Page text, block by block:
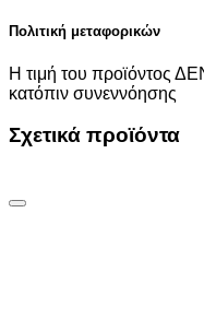
Πολιτική μεταφορικών
Η τιμή του προϊόντος
κατόπιν συνεννόησης
Σχετικά προϊόντα